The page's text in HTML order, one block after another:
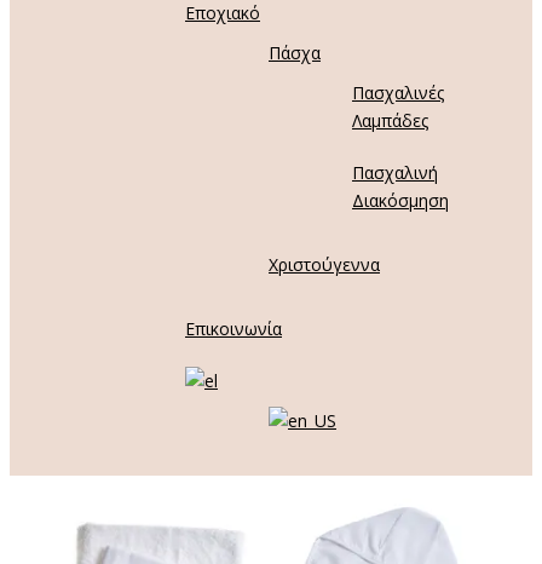
Εποχιακό
Πάσχα
Πασχαλινές
Λαμπάδες
Πασχαλινή
Διακόσμηση
Χριστούγεννα
Επικοινωνία